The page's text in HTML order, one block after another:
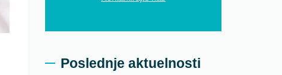
Poslednje aktuelnosti